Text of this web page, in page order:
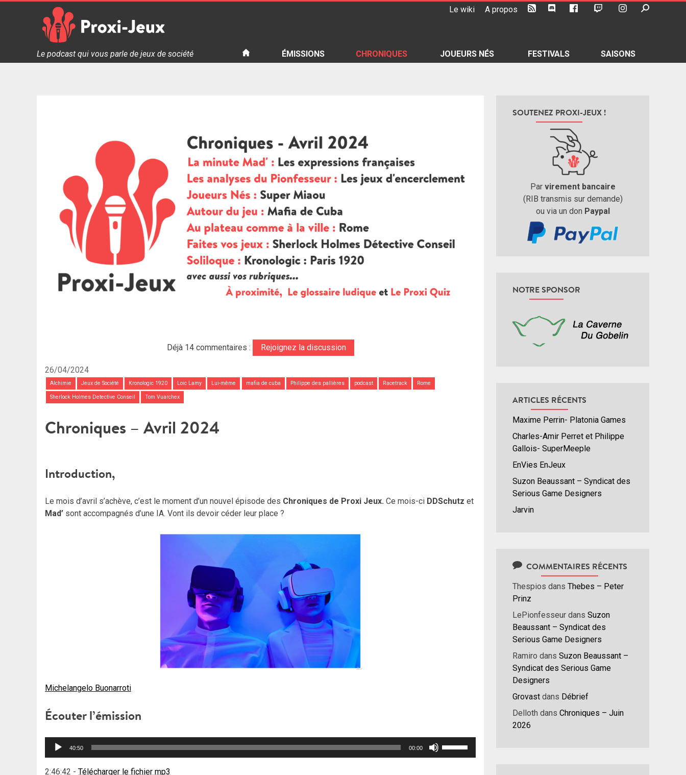
Le wiki A propos
Proxi Jeux - Le podcast qui vous parle de jeux de société
Le podcast qui vous parle de jeux de société ÉMISSIONS CHRONIQUES JOUEURS NÉS FESTIVALS SAISONS
Déjà 14 commentaires : Rejoignez la discussion
26/04/2024
Alchimie Jeux de Société Kronologic 1920 Loic Lamy Lui-même mafia de cuba Philippe des pallières podcast Racetrack Rome
Sherlock Holmes Detective Conseil Tom Vuarchex
Chroniques – Avril 2024
Introduction,
Le mois d’avril s’achève, c’est le moment d’un nouvel épisode des Chroniques de Proxi Jeux. Ce mois-ci DDSchutz et
Mad’ sont accompagnés d’une IA. Vont ils devoir céder leur place ?
Michelangelo Buonarroti
Écouter l’émission
Lecteur
40:50 00:00
2:46:42 - Télécharger le fichier mp3
SOUTENEZ PROXI-JEUX !
Par virement bancaire
(RIB transmis sur demande)
ou via un don Paypal
NOTRE SPONSOR
ARTICLES RÉCENTS
Maxime Perrin- Platonia Games
Charles-Amir Perret et Philippe
Gallois- SuperMeeple
EnVies EnJeux
Suzon Beaussant – Syndicat des
Serious Game Designers
Jarvin
COMMENTAIRES RÉCENTS
Thespios dans Thebes – Peter
Prinz
LePionfesseur dans Suzon
Beaussant – Syndicat des
Serious Game Designers
Ramiro dans Suzon Beaussant –
Syndicat des Serious Game
Designers
Grovast dans Débrief
Delloth dans Chroniques – Juin
2026